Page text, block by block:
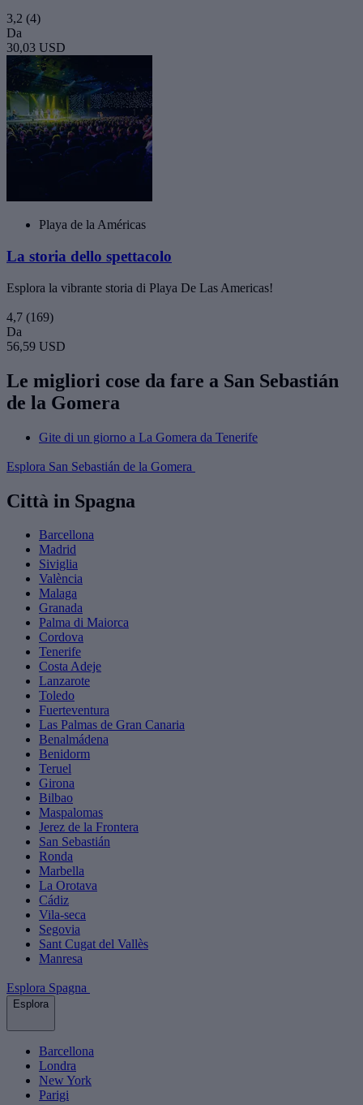
3,2 (4)
Da
30,03 USD
Playa de la Américas
La storia dello spettacolo
Esplora la vibrante storia di Playa De Las Americas!
4,7 (169)
Da
56,59 USD
Le migliori cose da fare a San Sebastián
de la Gomera
Gite di un giorno a La Gomera da Tenerife
Esplora San Sebastián de la Gomera
Città in Spagna
Barcellona
Madrid
Siviglia
València
Malaga
Granada
Palma di Maiorca
Cordova
Tenerife
Costa Adeje
Lanzarote
Toledo
Fuerteventura
Las Palmas de Gran Canaria
Benalmádena
Benidorm
Teruel
Girona
Bilbao
Maspalomas
Jerez de la Frontera
San Sebastián
Ronda
Marbella
La Orotava
Cádiz
Vila-seca
Segovia
Sant Cugat del Vallès
Manresa
Esplora Spagna
Esplora
Barcellona
Londra
New York
Parigi